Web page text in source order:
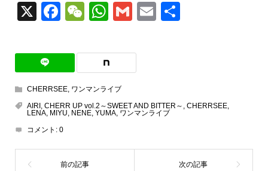
X Facebook
WeChat
WhatsApp
GmailEmail
CHERRSEE, ワンマンライブ
AIRI, CHERR UP vol.2～SWEET AND BITTER～ CHERRSEE,
LENA, MIYU NENE, YUMA, ワンマンライブ
コメント: 0